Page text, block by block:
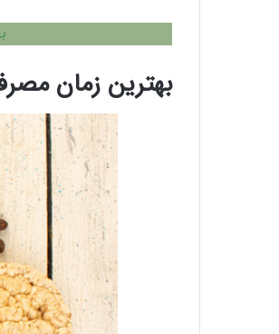
بهترین زمان